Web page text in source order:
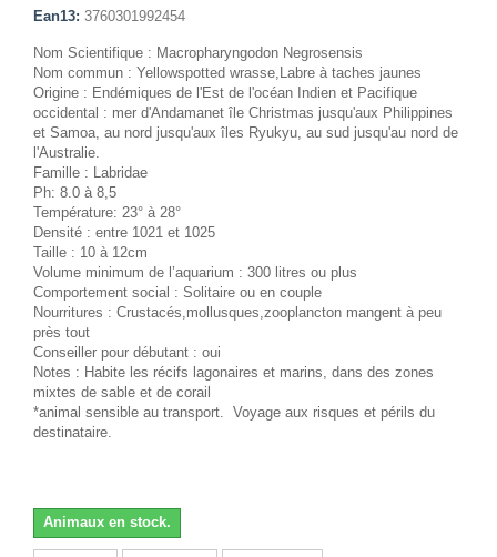
Ean13: 3760301992454
Nom Scientifique : Macropharyngodon Negrosensis
Nom commun : Yellowspotted wrasse,Labre à taches jaunes
Origine : Endémiques de l'Est de l'océan Indien et Pacifique
occidental : mer d'Andamanet île Christmas jusqu'aux Philippines
et Samoa, au nord jusqu'aux îles Ryukyu, au sud jusqu'au nord de
l'Australie.
Famille : Labridae
Ph: 8.0 à 8,5
Température: 23° à 28°
Densité : entre 1021 et 1025
Taille : 10 à 12cm
Volume minimum de l’aquarium : 300 litres ou plus
Comportement social : Solitaire ou en couple
Nourritures : Crustacés,mollusques,zooplancton mangent à peu
près tout
Conseiller pour débutant : oui
Notes : Habite les récifs lagonaires et marins, dans des zones
mixtes de sable et de corail
*animal sensible au transport. Voyage aux risques et périls du
destinataire.
Animaux en stock.